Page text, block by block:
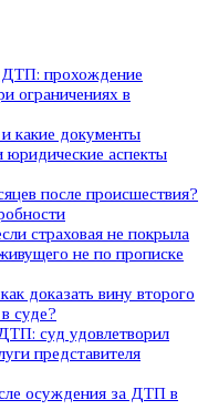
прохождение
ограничениях в
какие документы
аспекты
после происшествия?
страховая не покрыла
не по прописке
доказать вину второго
суде?
суд удовлетворил
представителя
осуждения за ДТП в